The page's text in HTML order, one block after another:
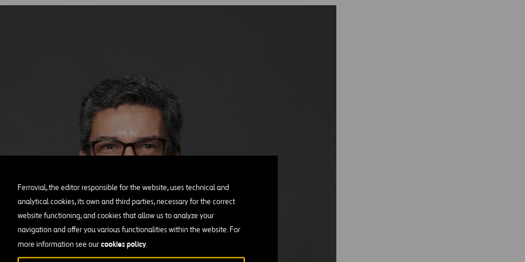
Ferrovial, the editor responsible for the website, uses technical and
analytical cookies, its own and third parties, necessary for the correct
website functioning, and cookies that allow us to analyze your
navigation and offer you various functionalities within the website. For
more information see ourcookies policy.